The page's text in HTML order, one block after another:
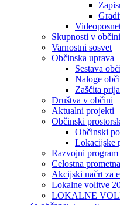
Skupnosti v občini
Varnostni sosvet
Občinska uprava
Sestava
Naloge
Zaščita
Društva v občini
Aktualni projekti
Občinski
Občinski
Lokacijske
Razvojni
Celostna
Akcijski načrt za
Lokalne volitve
LOKALNE